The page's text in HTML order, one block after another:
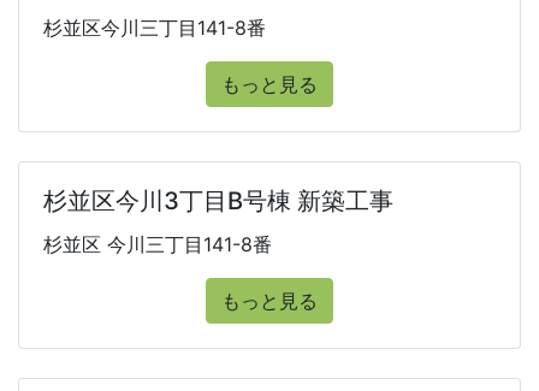
杉並区今川三丁目141-8番
もっと見る
杉並区今川3丁目B号棟 新築工事
杉並区 今川三丁目141-8番
もっと見る